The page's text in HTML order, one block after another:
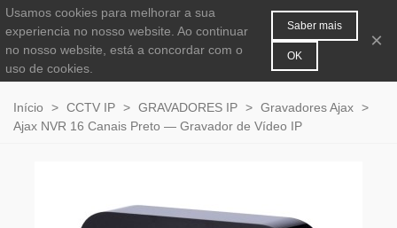
0
Início > CCTV IP > GRAVADORES IP > Gravadores Ajax >
Ajax NVR 16 Canais Preto — Gravador de Vídeo IP
Usamos cookies para melhorar a sua
experiencia no nosso website. Ao continuar
no nosso website, está a concordar com o
uso de cookies.
Saber mais
OK
×